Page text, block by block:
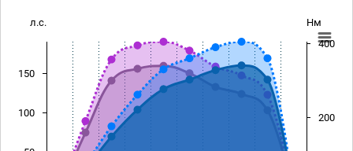
л.с. Нм
100
150
200
400